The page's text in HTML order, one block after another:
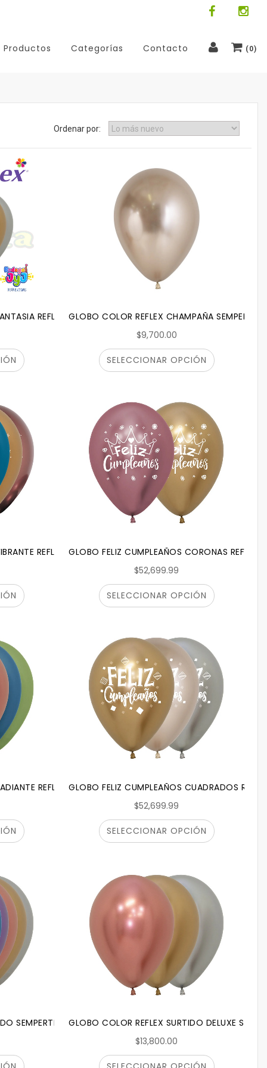
Productos Categorías Contacto ( 0)
Ordenar por:
REFLEX SEMPERTEX
GLOBO COLOR REFLEX CHAMPAÑA SEMPERTEX
$9,700.00
SELECCIONAR OPCIÓN
REFLEX SURTIDO SEMPERTEX
GLOBO FELIZ CUMPLEAÑOS CORONAS REFLEX
$52,699.99
SELECCIONAR OPCIÓN
REFLEX SURTIDO SEMPERTEX
GLOBO FELIZ CUMPLEAÑOS CUADRADOS
$52,699.99
SELECCIONAR OPCIÓN
SEMPERTEX
GLOBO COLOR REFLEX SURTIDO DELUXE
$13,800.00